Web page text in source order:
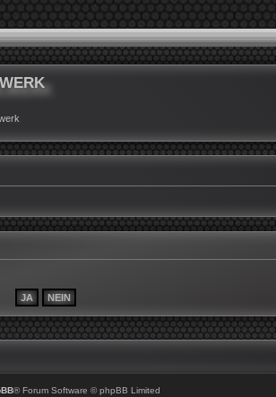
® Forum Software © phpBB Limited